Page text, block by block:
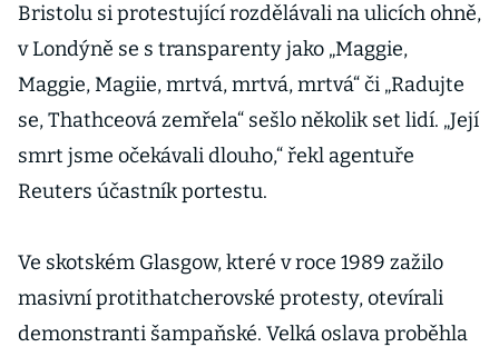
Bristolu si protestující rozdělávali na ulicích ohně,
v Londýně se s transparenty jako „Maggie,
Maggie, Magiie, mrtvá, mrtvá, mrtvá“ či „Radujte
se, Thathceová zemřela“ sešlo několik set lidí. „Její
smrt jsme očekávali dlouho,“ řekl agentuře
Reuters účastník portestu.
Ve skotském Glasgow, které v roce 1989 zažilo
masivní protithatcherovské protesty, otevírali
demonstranti šampaňské. Velká oslava proběhla